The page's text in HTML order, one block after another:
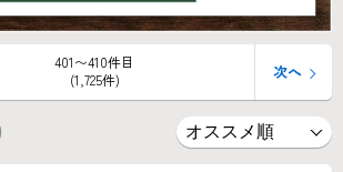
401〜410件目
(1,725件)
次へ